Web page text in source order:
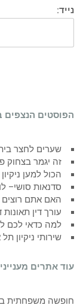
נייד:
הפוסטים הנצפים
שערים לחצר
זה יגמר בצחוק
הכול למען
סדנאות סושי–
האם אתם
עורך דין תאונות
למה כדאי לכם
שירותי ניקיון
עוד אתרים
חופשה משפחתית